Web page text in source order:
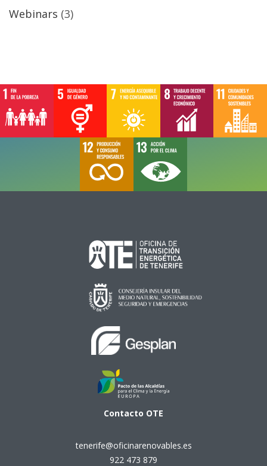
Webinars (3)
Contacto OTE
tenerife@oficinarenovables.es
922 473 879